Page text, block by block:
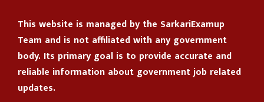
This website is managed by the SarkariExamup
Team and is not affiliated with any government
body. Its primary goal is to provide accurate and
reliable information about government job related
updates.